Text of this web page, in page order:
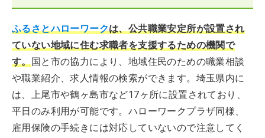
ふるさとハローワークは、公共職業安定所が設置され
ていない地域に住む求職者を支援するための機関で
す。国と市の協力により、地域住民のための職業相談
や職業紹介、求人情報の検索ができます。埼玉県内に
は、上尾市や鶴ヶ島市など17ヶ所に設置されており、
平日のみ利用が可能です。ハローワークプラザ同様、
雇用保険の手続きには対応していないので注意してく